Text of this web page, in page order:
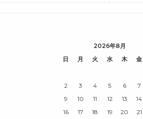
2026年8月
日
月 火 水 木 金
2
3 4 5 6 7
9
10 11 12 13 14
16
17 18 19 20 21